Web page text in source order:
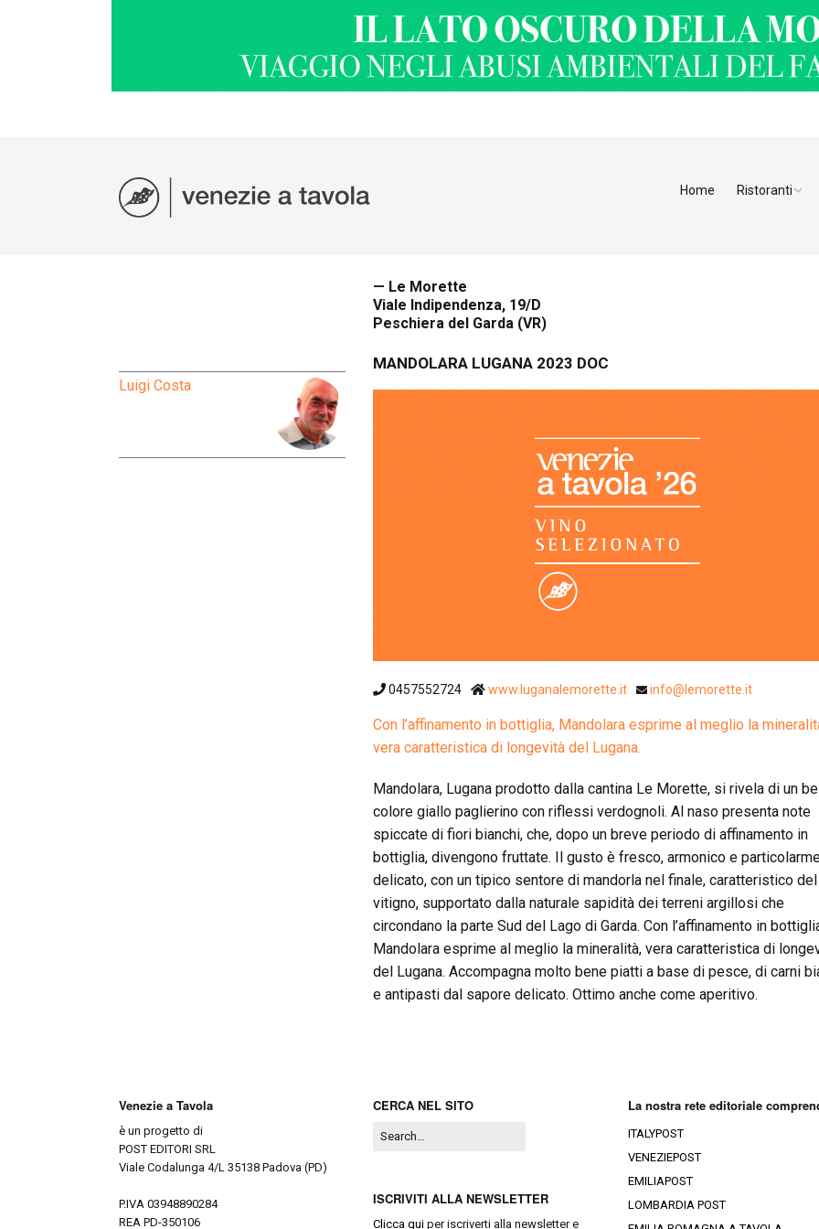
Home Ristoranti
Luigi Costa
— Le Morette
Viale Indipendenza, 19/D
Peschiera del Garda (VR)
MANDOLARA LUGANA 2023 DOC
0457552724 www.luganalemorette.it info@lemorette.it
Con l’affinamento in bottiglia, Mandolara esprime al meglio la
vera caratteristica di longevità del Lugana.
Mandolara, Lugana prodotto dalla cantina Le Morette, si rivela di un bel
colore giallo paglierino con riflessi verdognoli. Al naso presenta note
spiccate di fiori bianchi, che, dopo un breve periodo di affinamento in
bottiglia, divengono fruttate. Il gusto è fresco, armonico e
delicato, con un tipico sentore di mandorla nel finale, caratteristico del
vitigno, supportato dalla naturale sapidità dei terreni argillosi che
circondano la parte Sud del Lago di Garda. Con l’affinamento in
Mandolara esprime al meglio la mineralità, vera caratteristica di
del Lugana. Accompagna molto bene piatti a base di pesce, di carni
e antipasti dal sapore delicato. Ottimo anche come aperitivo.
Venezie a Tavola
è un progetto di
POST EDITORI SRL
Viale Codalunga 4/L 35138 Padova (PD)
P.IVA 03948890284
REA PD-350106
CERCA NEL SITO
ISCRIVITI ALLA NEWSLETTER
Clicca qui per iscriverti alla newsletter e
La nostra rete editoriale
ITALYPOST
VENEZIEPOST
EMILIAPOST
LOMBARDIA POST